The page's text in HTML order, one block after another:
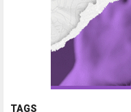
TAGS